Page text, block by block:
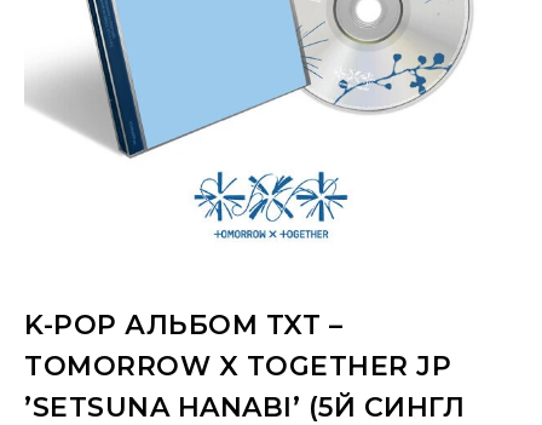
K-POP АЛЬБОМ TXT –
TOMORROW X TOGETHER JP
’SETSUNA HANABI’ (5Й СИНГЛ